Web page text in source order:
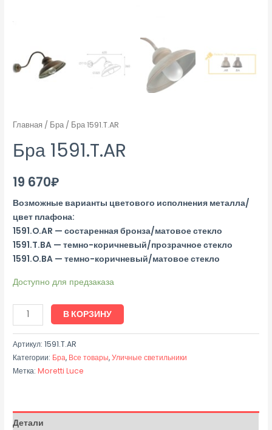
Главная / Бра / Бра 1591.T.AR
Бра 1591.T.AR
19 670₽
Возможные варианты цветового исполнения металла/
цвет плафона:
1591.O.AR — состаренная бронза/матовое стекло
1591.T.BA — темно-коричневый/прозрачное стекло
1591.O.BA — темно-коричневый/матовое стекло
Доступно для предзаказа
В КОРЗИНУ
Артикул:1591.T.AR
Категории: Бра, Все товары,Уличные светильники
Метка:Moretti Luce
Детали